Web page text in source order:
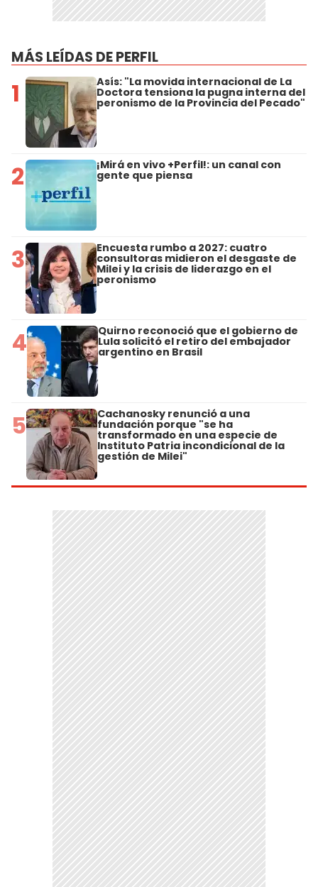
MÁS LEÍDAS DE PERFIL
1 Asís: "La movida internacional de La
Doctora tensiona la pugna interna del
peronismo de la Provincia del Pecado"
2 ¡Mirá en vivo +Perfil!: un canal con
gente que piensa
3 Encuesta rumbo a 2027: cuatro
consultoras midieron el desgaste de
Milei y la crisis de liderazgo en el
peronismo
4 Quirno reconoció que el gobierno de
Lula solicitó el retiro del embajador
argentino en Brasil
5 Cachanosky renunció a una
fundación porque "se ha
transformado en una especie de
Instituto Patria incondicional de la
gestión de Milei"